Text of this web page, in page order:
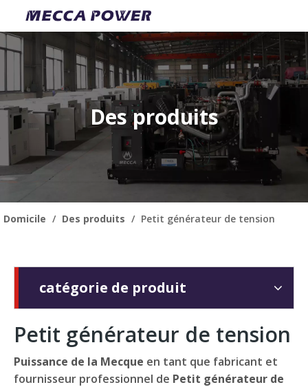
Des produits
Domicile / Des produits / Petit générateur de tension
catégorie de produit
Petit générateur de tension
Puissance de la Mecque en tant que fabricant et
fournisseur professionnel de Petit générateur de